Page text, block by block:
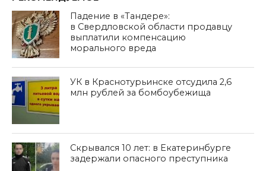
Падение в «Тандере»:
в Свердловской области продавцу
выплатили компенсацию
морального вреда
УК в Краснотурьинске отсудила 2,6
млн рублей за бомбоубежища
Скрывался 10 лет: в Екатеринбурге
задержали опасного преступника